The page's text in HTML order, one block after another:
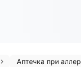
Аптечка при